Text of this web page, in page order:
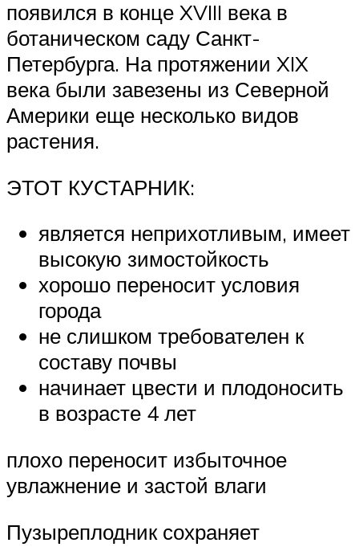
появился в конце XVIII века в
ботаническом саду Санкт-
Петербурга. На протяжении XIX
века были завезены из Северной
Америки еще несколько видов
растения.
ЭТОТ КУСТАРНИК:
является неприхотливым, имеет
высокую зимостойкость
хорошо переносит условия
города
не слишком требователен к
составу почвы
начинает цвести и плодоносить
в возрасте 4 лет
плохо переносит избыточное
увлажнение и застой влаги
Пузыреплодник сохраняет